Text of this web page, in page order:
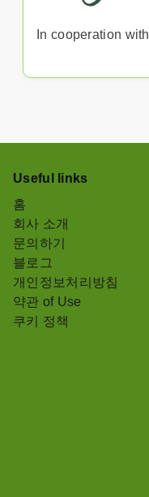
In cooperation with
Useful links
홈
회사 소개
문의하기
블로그
개인정보처리방침
약관 of Use
쿠키 정책